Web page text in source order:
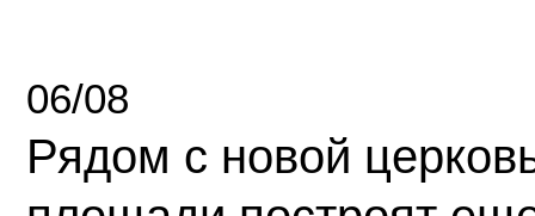
06/08
Рядом с новой